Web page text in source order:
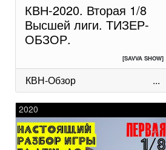
КВН-2020. Вторая 1/8
Высшей лиги. ТИЗЕР-
ОБЗОР.
[SAVVA SHOW]
КВН-Обзор ...
2020